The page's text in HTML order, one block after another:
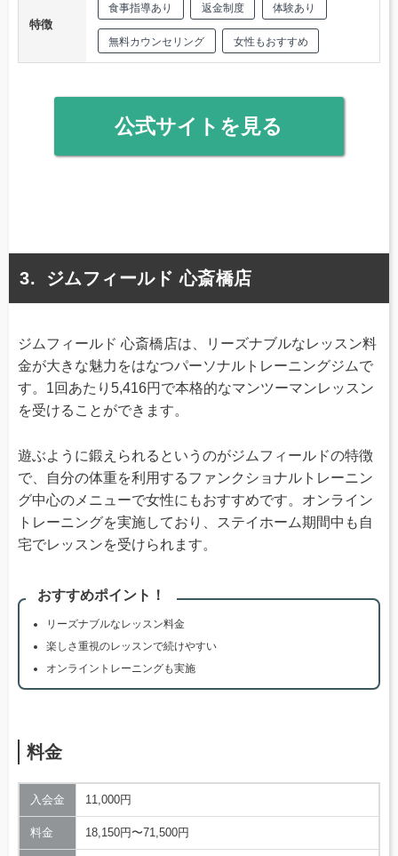
特徴
食事指導あり 返金制度 体験あり
無料カウンセリング 女性もおすすめ
公式サイトを見る
ジムフィールド 心斎橋店
ジムフィールド 心斎橋店は、リーズナブルなレッスン料
金が大きな魅力をはなつパーソナルトレーニングジムで
す。1回あたり5,416円で本格的なマンツーマンレッスン
を受けることができます。
遊ぶように鍛えられるというのがジムフィールドの特徴
で、自分の体重を利用するファンクショナルトレーニン
グ中心のメニューで女性にもおすすめです。オンライン
トレーニングを実施しており、ステイホーム期間中も自
宅でレッスンを受けられます。
おすすめポイント！
リーズナブルなレッスン料金
楽しさ重視のレッスンで続けやすい
オンライントレーニングも実施
料金
入会金 11,000円
料金 18,150円〜71,500円